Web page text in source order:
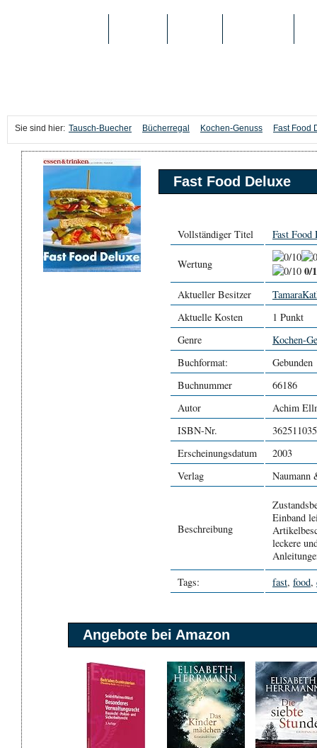
Sie sind hier: Tausch-Buecher Bücherregal Kochen-Genuss Fast Food
Fast Food Deluxe
Vollständiger Titel Fast Food
Wertung 0/
Aktueller Besitzer
Aktuelle Kosten
1 Punkt
Genre
Kochen-
Buchformat:
Gebunden
Buchnummer
66186
Autor
Achim
ISBN-Nr.
Erscheinungsdatum
2003
Verlag
Naumann
Beschreibung
Einband
leckere
Tags:
fast, food,
Angebote bei Amazon